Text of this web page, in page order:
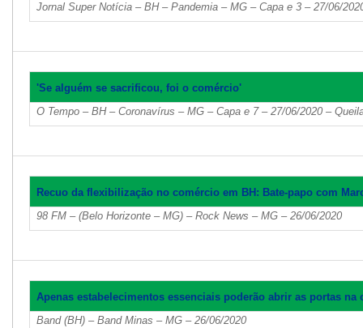
Jornal Super Notícia – BH – Pandemia – MG – Capa e 3 – 27/06/
'Se alguém se sacrificou, foi o comércio'
O Tempo – BH – Coronavírus – MG – Capa e 7 – 27/06/2020 –
Recuo da flexibilização no comércio em BH: Bate-papo com
98 FM – (Belo Horizonte – MG) – Rock News – MG – 26/06/2020
Apenas estabelecimentos essenciais poderão abrir as portas na
Band (BH) – Band Minas – MG – 26/06/2020